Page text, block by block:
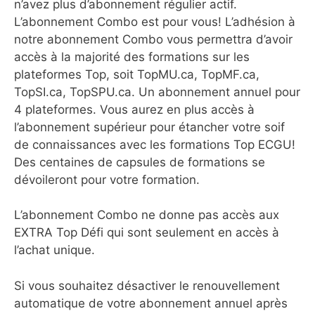
n’avez plus d’abonnement régulier actif.
L’abonnement Combo est pour vous! L’adhésion à
notre abonnement Combo vous permettra d’avoir
accès à la majorité des formations sur les
plateformes Top, soit TopMU.ca, TopMF.ca,
TopSI.ca, TopSPU.ca. Un abonnement annuel pour
4 plateformes. Vous aurez en plus accès à
l’abonnement supérieur pour étancher votre soif
de connaissances avec les formations Top ECGU!
Des centaines de capsules de formations se
dévoileront pour votre formation.
L’abonnement Combo ne donne pas accès aux
EXTRA Top Défi qui sont seulement en accès à
l’achat unique.
Si vous souhaitez désactiver le renouvellement
automatique de votre abonnement annuel après